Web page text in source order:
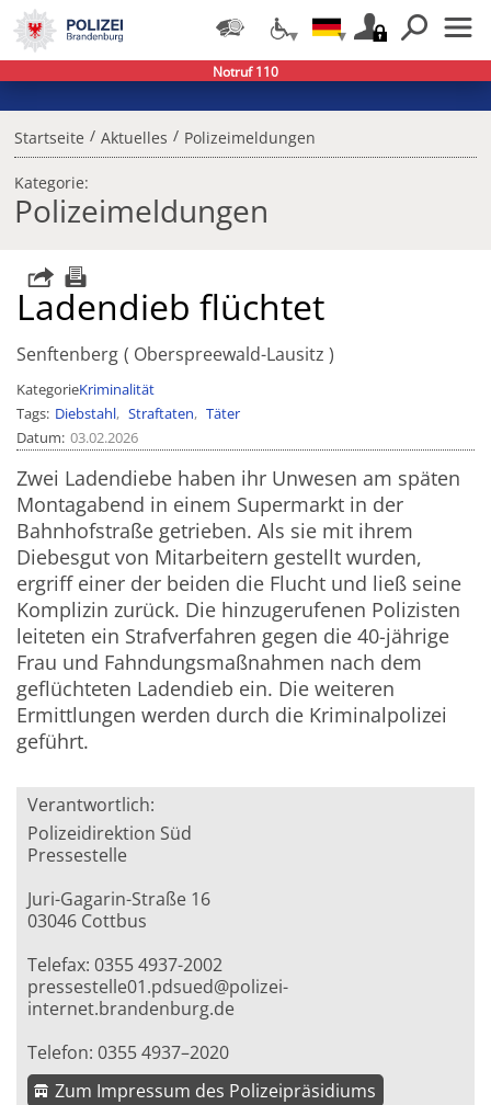
Startseite / Aktuelles / Polizeimeldungen
Kategorie:
Polizeimeldungen
Ladendieb flüchtet
Senftenberg Oberspreewald-Lausitz
KategorieKriminalität
Tags Diebstahl Straftaten
Täter
Datum 03.02.2026
Zwei Ladendiebe haben ihr Unwesen am späten
Montagabend in einem Supermarkt in der
Bahnhofstraße getrieben. Als sie mit ihrem
Diebesgut von Mitarbeitern gestellt wurden,
ergriff einer der beiden die Flucht und ließ seine
Komplizin zurück. Die hinzugerufenen Polizisten
leiteten ein Strafverfahren gegen die 40-jährige
Frau und Fahndungsmaßnahmen nach dem
geflüchteten Ladendieb ein. Die weiteren
Ermittlungen werden durch die Kriminalpolizei
geführt.
Verantwortlich:
Polizeidirektion Süd
Pressestelle
Juri-Gagarin-Straße 16
03046 Cottbus
Telefax: 0355 4937-2002
pressestelle01.pdsued@polizei-
internet.brandenburg.de
Telefon: 0355 4937–2020
Zum Impressum des Polizeipräsidiums
Notruf 110